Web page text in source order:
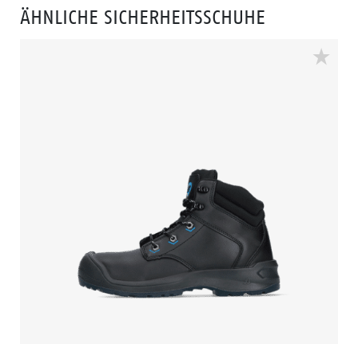
ÄHNLICHE SICHERHEITSSCHUHE